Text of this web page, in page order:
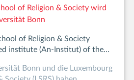
of Religion & Society wird
Bonn
of Religion & Society
institute (An-Institut) of the
Bonn und die Luxembourg